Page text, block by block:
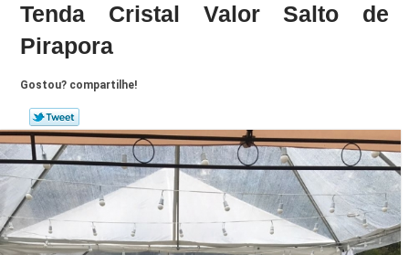
Tenda Cristal Valor Salto de
Pirapora
Gostou? compartilhe!